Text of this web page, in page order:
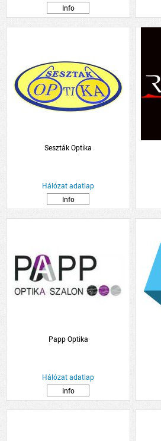
Info
Seszták Optika
Hálózat adatlap
Info
Papp Optika
Hálózat adatlap
Info